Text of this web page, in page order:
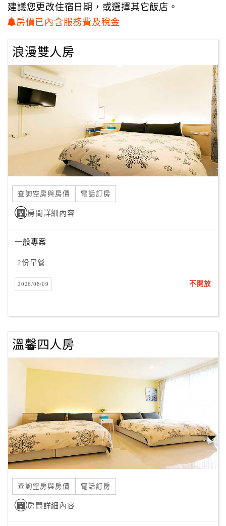
顧
務
顧
客
滿
度
訂
單
管
理
員
戶
客
服
聯
線
上
客
服
紅
利
查
建議您更改住宿日期，或選擇其它飯店。
房價已內含服務費及稅金
浪漫雙人房
查詢空房與房價 電話訂房
房間詳細內容
一般專案
2份早餐
2026/08/09 不開放
溫馨四人房
查詢空房與房價 電話訂房
房間詳細內容